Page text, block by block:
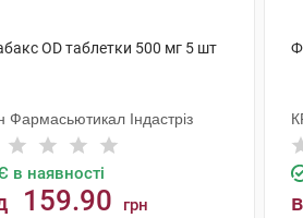
OD таблетки 500 мг 5 шт
Фармасьютикал Індастріз
в наявності
159.90 грн